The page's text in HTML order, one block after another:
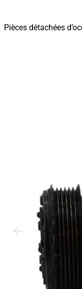
Pièces détachées